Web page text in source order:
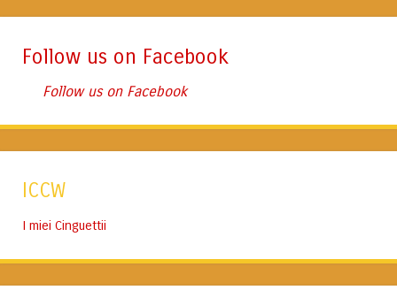
Follow us on Facebook
Follow us on Facebook
ICCW
I miei Cinguettii